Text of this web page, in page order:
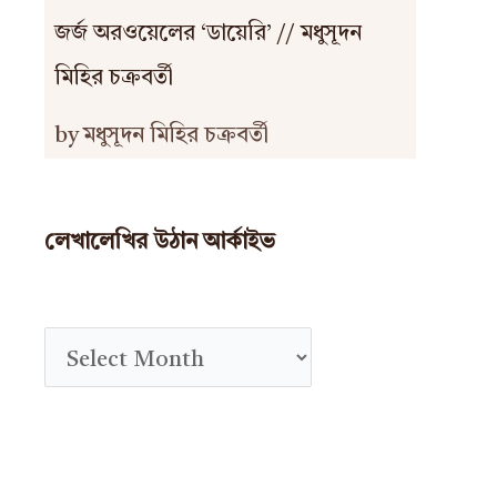
জর্জ অরওয়েলের ‘ডায়েরি’ // মধুসূদন
মিহির চক্রবর্তী
by মধুসূদন মিহির চক্রবর্তী
লেখালেখির উঠান আর্কাইভ
r